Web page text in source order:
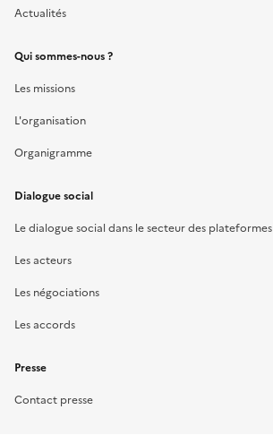
Actualités
Qui sommes-nous ?
Les missions
L'organisation
Organigramme
Dialogue social
Le dialogue social dans le secteur des
Les acteurs
Les négociations
Les accords
Presse
Contact presse